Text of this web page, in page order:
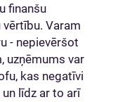
finanšu
Varam
- nepievēršot
uzņēmums var
kas negatīvi
līdz ar to arī